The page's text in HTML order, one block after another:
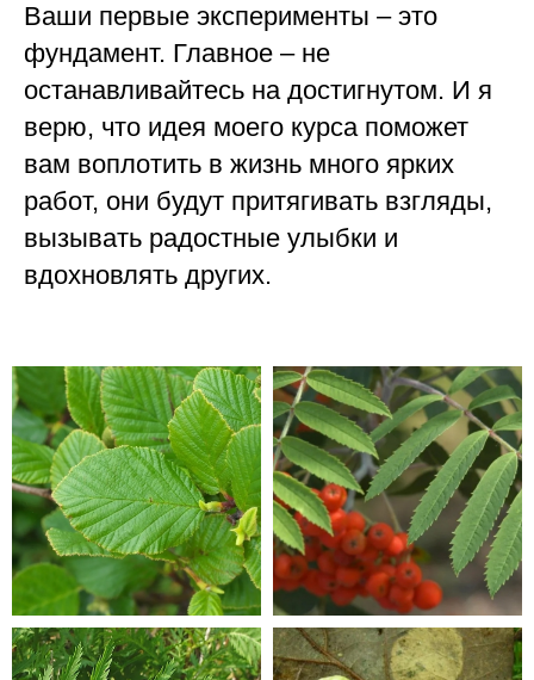
Ваши первые эксперименты – это
фундамент. Главное – не
останавливайтесь на достигнутом. И я
верю, что идея моего курса поможет
вам воплотить в жизнь много ярких
работ, они будут притягивать взгляды,
вызывать радостные улыбки и
вдохновлять других.